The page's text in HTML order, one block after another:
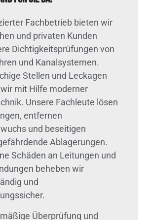
Fachbetrieb bieten wir
und privaten Kunden
Dichtigkeitsprüfungen von
und Kanalsystemen.
Stellen und Leckagen
mit Hilfe moderner
Unsere Fachleute lösen
entfernen
und beseitigen
Ablagerungen.
Schäden an Leitungen und
beheben wir
und
Überprüfung und